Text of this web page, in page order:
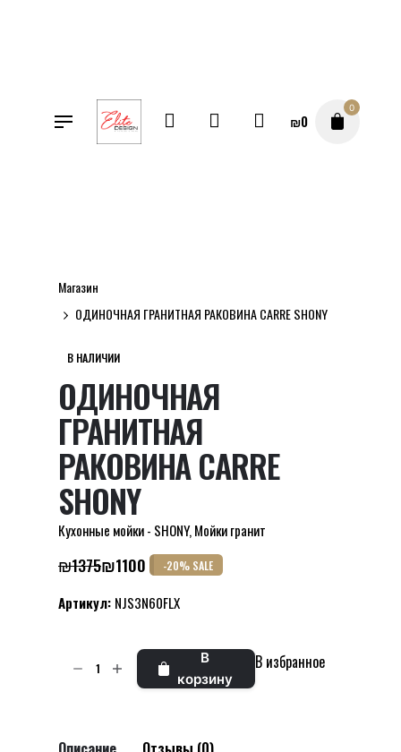
₪0
0
Магазин
ОДИНОЧНАЯ ГРАНИТНАЯ РАКОВИНА CARRE SHONY
В НАЛИЧИИ
ОДИНОЧНАЯ
ГРАНИТНАЯ
РАКОВИНА CARRE
SHONY
Кухонные мойки - SHONY,Мойки гранит
₪1375
Первоначальная
цена
₪1100
Текущая
цена:
-20% SALE
Артикул: NJS3N60FLX
В
корзину
В избранное